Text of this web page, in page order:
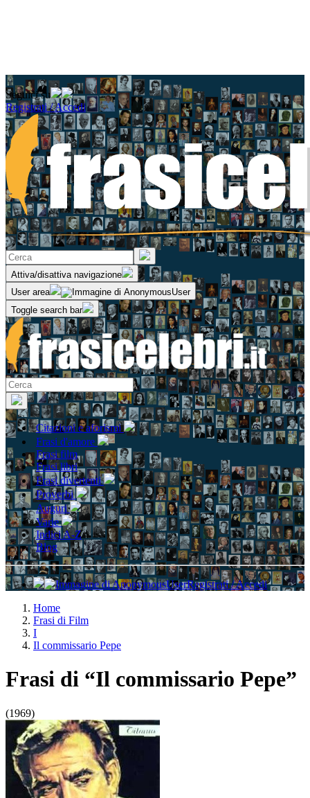
Seguici su
Registrati / Accedi
Attiva/disattiva navigazione
User area
Toggle search bar
Citazioni e aforismi
Frasi d'amore
Frasi film
Frasi libri
Frasi divertenti
Proverbi
Auguri
Varie
Indici A-Z
Blog
Registrati / Accedi
Home
Frasi di Film
I
Il commissario Pepe
Frasi di “Il commissario Pepe”
(1969)